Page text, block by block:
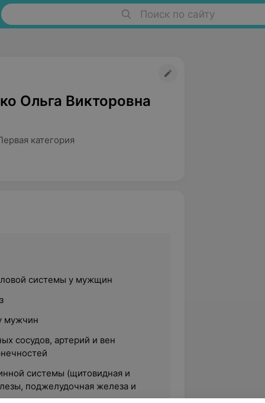
Поиск по сайту
Ольга Викторовна
категория
системы у мужщин
мужчин
сосудов, артерий и вен
системы (щитовидная и
поджелудочная железа и